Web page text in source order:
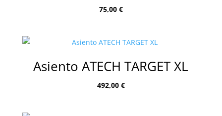
75,00 €
Asiento ATECH TARGET XL
492,00 €